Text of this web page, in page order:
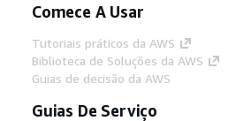
Comece A Usar
Tutoriais práticos da AWS
Biblioteca de Soluções da AWS
Guias de decisão da AWS
Guias De Serviço